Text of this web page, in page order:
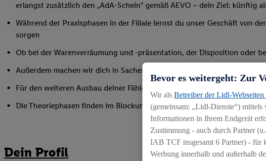
erlangst zusätzlich den „AdA-Schein“ gemäß AEVO – dein Ziel: künftig
Während der Praxisphasen in der Filiale lernst du unser Geschäft von
sorgen
Ob bei der Warenverräumung und -präsentation, der Disposition oder
Außerdem machen wir dich in Sachen Mitarbeiterführung fit, sodass du
Für den weiteren Ausbau deiner Fähigkeiten nimmst du an
Die Theoriephasen finden im Blockunterricht an einem externen
Dein Profil
Bevor es weitergeht: Zur
Wir als Betreiber der Lidl-
(gemeinsam: „Lidl-Dienste“)
Informationen in Ihrem Endgerät
Zustimmung - auch durch Partner
IAB TCF insgesamt 6 Partner) - für
Werbung innerhalb und außerhalb